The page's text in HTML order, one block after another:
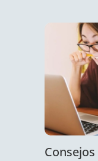
Consejos